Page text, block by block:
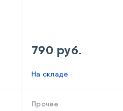
790 руб.
На складе
Прочее